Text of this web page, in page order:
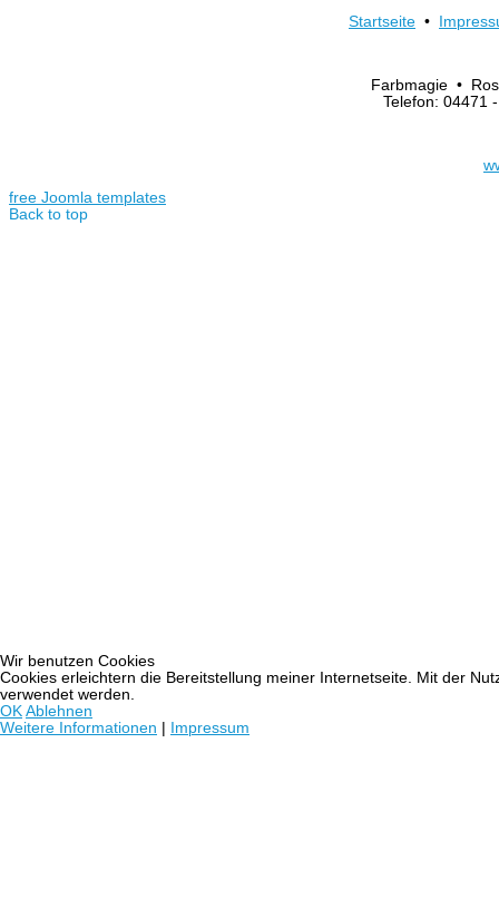
Startseite •
Farbmagie •
Telefon: 04471
free Joomla templates
Back to top
Wir benutzen Cookies
Cookies erleichtern die Bereitstellung meiner Internetseite. Mit der
verwendet werden.
OK Ablehnen
Weitere Informationen | Impressum